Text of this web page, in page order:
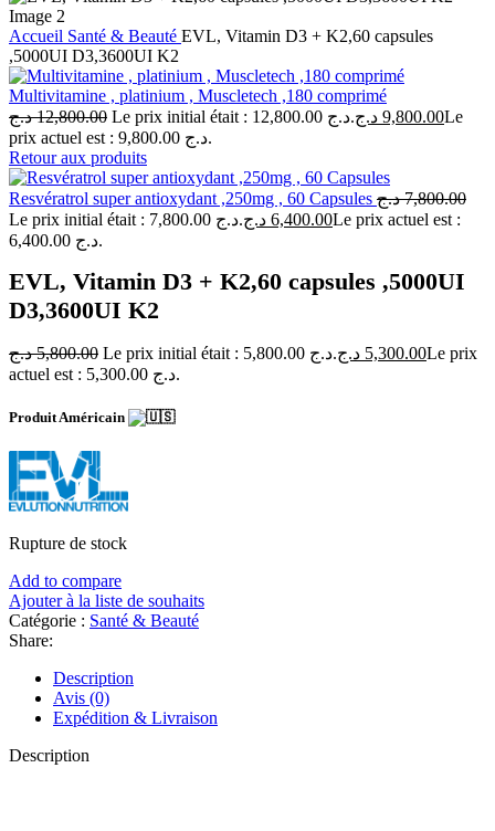
Accueil Santé & Beauté EVL, Vitamin D3 + K2,60 capsules
,5000UI D3,3600UI K2
Multivitamine , platinium , Muscletech ,180 comprimé
12,800.00 د.ج Le prix initial était : 12,800.00 د.ج. 9,800.00 د.ج
Le
prix actuel est : 9,800.00 د.ج.
Retour aux produits
Resvératrol super antioxydant ,250mg , 60 Capsules 7,800.00 د.ج
Le prix initial était : 7,800.00 د.ج.
6,400.00 د.ج
Le prix actuel est :
6,400.00 د.ج.
EVL, Vitamin D3 + K2,60 capsules ,5000UI
D3,3600UI K2
5,800.00 د.ج Le prix initial était : 5,800.00 د.ج. 5,300.00 د.ج
Le prix
actuel est : 5,300.00 د.ج.
Produit Américain
Rupture de stock
Add to compare
Ajouter à la liste de souhaits
Catégorie : Santé & Beauté
Share:
Description
Avis (0)
Expédition & Livraison
Description